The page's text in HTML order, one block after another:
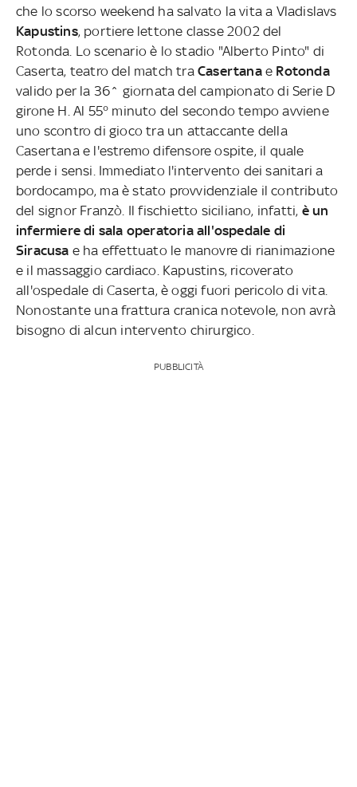
che lo scorso weekend ha salvato la vita a Vladislavs
Kapustins, portiere lettone classe 2002 del
Rotonda. Lo scenario è lo stadio "Alberto Pinto" di
Caserta, teatro del match tra Casertana e Rotonda
valido per la 36^ giornata del campionato di Serie D
girone H. Al 55° minuto del secondo tempo avviene
uno scontro di gioco tra un attaccante della
Casertana e l'estremo difensore ospite, il quale
perde i sensi. Immediato l'intervento dei sanitari a
bordocampo, ma è stato provvidenziale il contributo
del signor Franzò. Il fischietto siciliano, infatti, è un
infermiere di sala operatoria all'ospedale di
Siracusa e ha effettuato le manovre di rianimazione
e il massaggio cardiaco. Kapustins, ricoverato
all'ospedale di Caserta, è oggi fuori pericolo di vita.
Nonostante una frattura cranica notevole, non avrà
bisogno di alcun intervento chirurgico.
PUBBLICITÀ